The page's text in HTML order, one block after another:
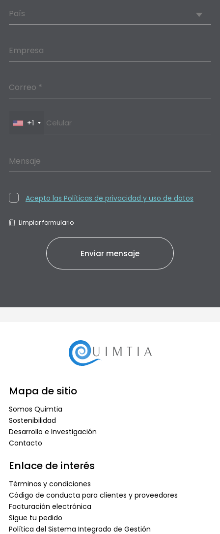
País
Empresa
Correo *
+1
Mensaje
Acepto las Políticas de privacidad y uso de datos
Limpiar formulario
Mapa de sitio
Somos Quimtia
Sostenibilidad
Desarrollo e Investigación
Contacto
Enlace de interés
Términos y condiciones
Código de conducta para clientes y proveedores
Facturación electrónica
Sigue tu pedido
Política del Sistema Integrado de Gestión